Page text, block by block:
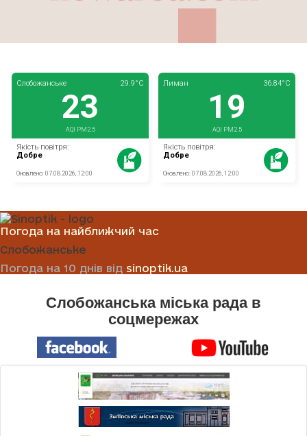
Погода на найближчий час
Слобожанське
Погода на 10 днів від sinoptik.ua
Слобожанська міська рада в
соцмережах